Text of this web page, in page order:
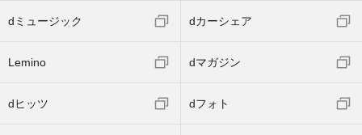
dミュージック dカーシェア
Lemino dマガジン
dヒッツ dフォト